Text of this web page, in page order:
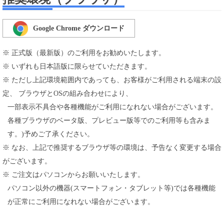
Google Chrome ダウンロード
※ 正式版（最新版）のご利用をお勧めいたします。
※ いずれも日本語版に限らせていただきます。
※ ただし上記環境範囲内であっても、お客様がご利用される端末の設
定、 ブラウザとOSの組み合わせにより、
一部表示不具合や各種機能がご利用になれない場合がございます。
各種ブラウザのベータ版、プレビュー版等でのご利用等も含みま
す。)予めご了承ください。
※ なお、上記で推奨するブラウザ等の環境は、予告なく変更する場合
がございます。
※ ご注文はパソコンからお願いいたします。
パソコン以外の機器(スマートフォン・タブレット等)では各種機能
が正常にご利用になれない場合がございます。